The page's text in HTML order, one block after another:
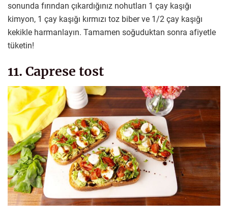
sonunda fırından çıkardığınız nohutları 1 çay kaşığı
kimyon, 1 çay kaşığı kırmızı toz biber ve 1/2 çay kaşığı
kekikle harmanlayın. Tamamen soğuduktan sonra afiyetle
tüketin!
11. Caprese tost